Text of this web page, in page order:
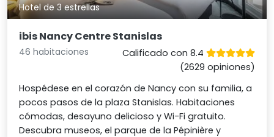
Hotel de 3 estrellas
ibis Nancy Centre Stanislas
46 habitaciones
Calificado con 8.4
(2629 opiniones)
Hospédese en el corazón de Nancy con su familia, a
pocos pasos de la plaza Stanislas. Habitaciones
cómodas, desayuno delicioso y Wi-Fi gratuito.
Descubra museos, el parque de la Pépinière y